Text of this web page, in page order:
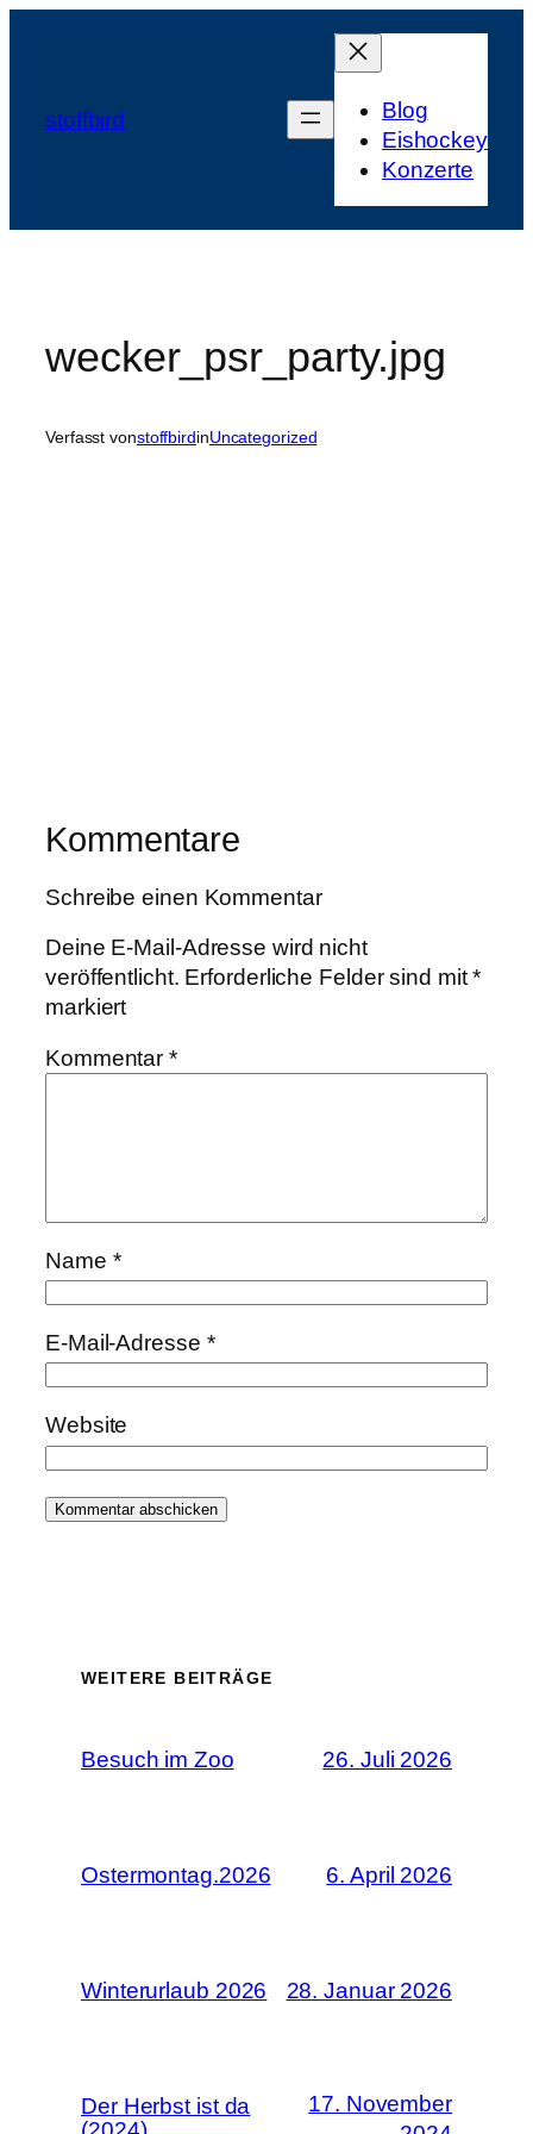
stoffbird
Blog
Eishockey
Konzerte
wecker_psr_party.jpg
Verfasst vonstoffbirdinUncategorized
Kommentare
Schreibe einen Kommentar
Deine E-Mail-Adresse wird nicht
veröffentlicht. Erforderliche Felder sind mit*
markiert
Kommentar*
Name *
E-Mail-Adresse *
Website
WEITERE BEITRÄGE
Besuch im Zoo 26. Juli 2026
Ostermontag.2026 6. April 2026
Winterurlaub 2026 28. Januar 2026
Der Herbst ist da
17. November